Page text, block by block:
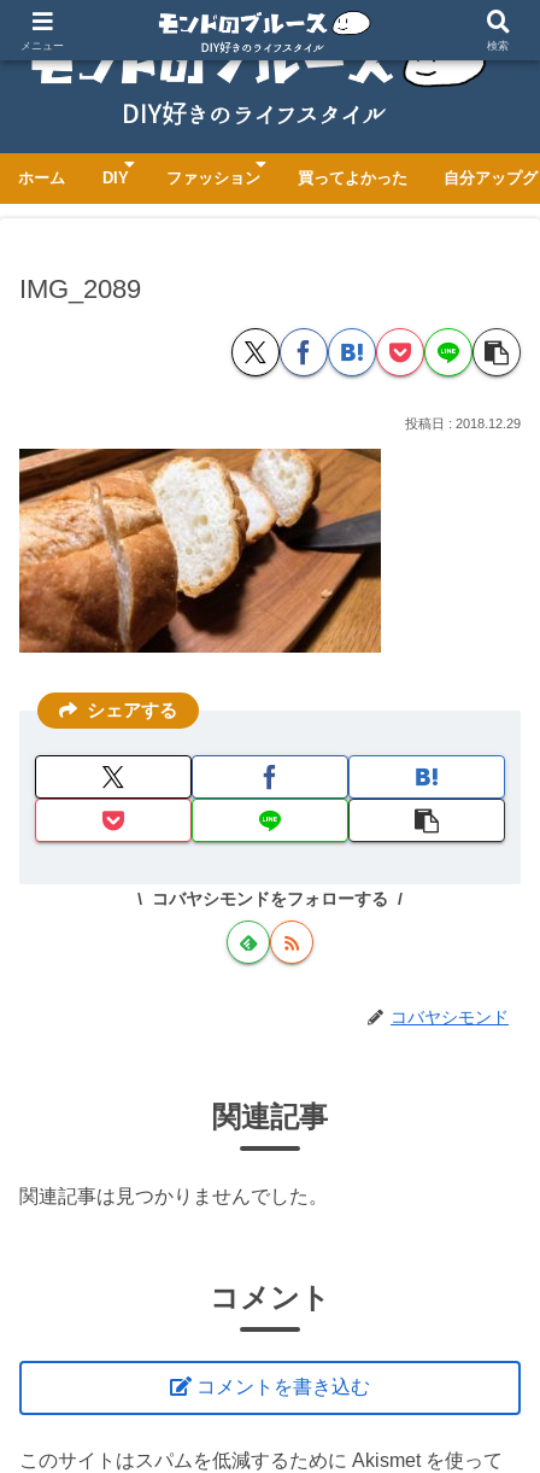
ホーム DIY ファッション 買ってよかった 自分アップ
IMG_2089
2018.12.29
シェアする
コバヤシモンドをフォローする
コバヤシモンド
関連記事
関連記事は見つかりませんでした。
コメント
コメントを書き込む
このサイトはスパムを低減するために Akismet を使って
メニュー 検索